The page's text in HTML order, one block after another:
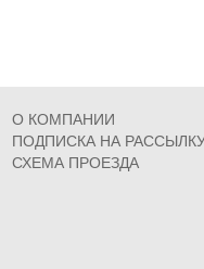
О КОМПАНИИ
ПОДПИСКА НА
СХЕМА ПРОЕЗДА